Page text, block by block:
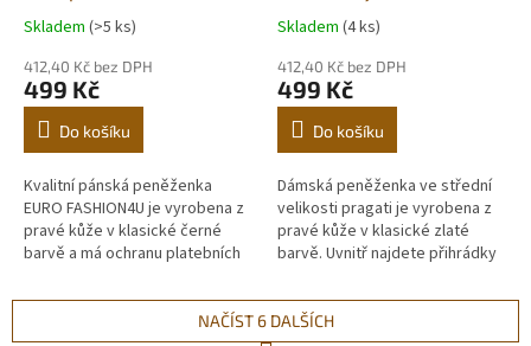
Fashion4u černá s
ochranou rfid
Skladem (>5 ks)
412,40 Kč bez DPH
499 Kč
Do košíku
Kvalitní pánská peněženka
EURO FASHION4U je vyrobena z
pravé kůže v klasické černé
barvě a má ochranu platebních
najdete přihrádky na
Skladem (4 ks)
412,40 Kč bez DPH
499 Kč
Do košíku
Dámská peněženka ve střední
velikosti pragati je vyrobena z
pravé kůže v klasické zlaté
barvě. Uvnitř najdete přihrádky
kapsičku na mince. Jsme...
NAČÍST 6 DALŠÍCH